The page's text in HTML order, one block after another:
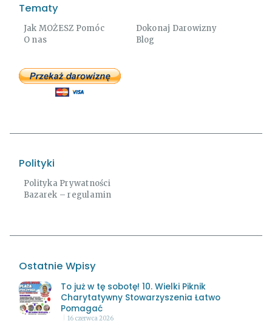
Tematy
Jak MOŻESZ Pomóc
Dokonaj Darowizny
O nas
Blog
Polityki
Polityka Prywatności
Bazarek – regulamin
Ostatnie Wpisy
To już w tę sobotę! 10. Wielki Piknik
Charytatywny Stowarzyszenia Łatwo
Pomagać
16 czerwca 2026